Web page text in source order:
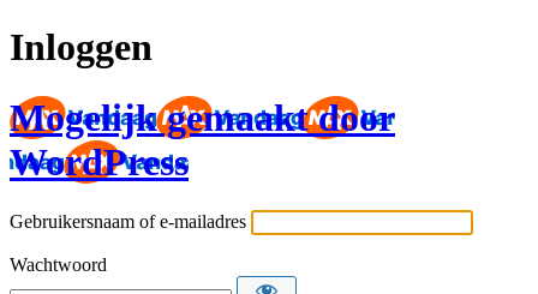
Inloggen
Mogelijk gemaakt door
WordPress
Gebruikersnaam of e-mailadres
Wachtwoord